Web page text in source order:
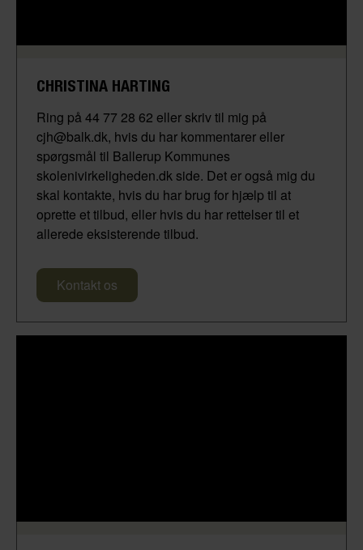
CHRISTINA HARTING
Ring på 44 77 28 62 eller skriv til mig på
cjh@balk.dk, hvis du har kommentarer eller
spørgsmål til Ballerup Kommunes
skolenivirkeligheden.dk side. Det er også mig du
skal kontakte, hvis du har brug for hjælp til at
oprette et tilbud, eller hvis du har rettelser til et
allerede eksisterende tilbud.
Kontakt os